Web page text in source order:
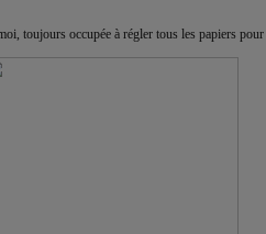
toujours occupée à régler tous les papiers